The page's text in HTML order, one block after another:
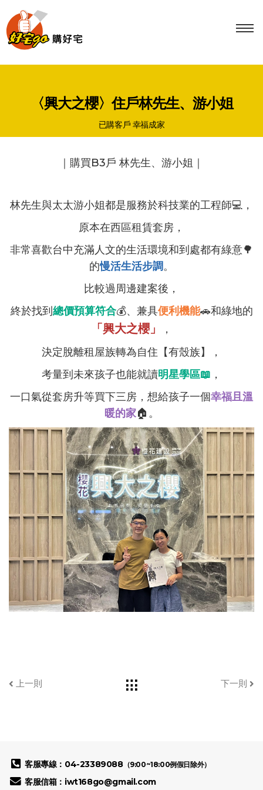
〈興大之櫻〉住戶林先生、游小姐
已購客戶 幸福成家
｜購買B3戶 林先生、游小姐｜
林先生與太太游小姐都是服務於科技業的工程師💻，
原本在西區租賃套房，
非常喜歡台中充滿人文的生活環境和到處都有綠意🌳
的慢活生活步調。
比較過周邊建案後，
終於找到 總價預算符合💰、兼具便利機能🚗和綠地的
「興大之櫻」
，
決定脫離租屋族轉為自住【有殼族】，
考量到未來孩子也能就讀明星學區📖 ，
一口氣從套房升等買下三房，想給孩子一個幸福且溫
暖的家🏠。
上一則 下一則
客服專線：04-23389088（9:00~18:00例假日除外）
客服信箱：iwt168go@gmail.com